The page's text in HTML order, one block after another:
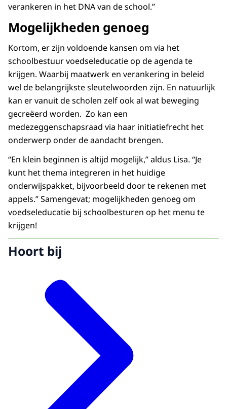
verankeren in het DNA van de school.”
Mogelijkheden genoeg
Kortom, er zijn voldoende kansen om via het
schoolbestuur voedseleducatie op de agenda te
krijgen. Waarbij maatwerk en verankering in beleid
wel de belangrijkste sleutelwoorden zijn. En natuurlijk
kan er vanuit de scholen zelf ook al wat beweging
gecreëerd worden. Zo kan een
medezeggenschapsraad via haar initiatiefrecht het
onderwerp onder de aandacht brengen.
“En klein beginnen is altijd mogelijk,” aldus Lisa. “Je
kunt het thema integreren in het huidige
onderwijspakket, bijvoorbeeld door te rekenen met
appels.” Samengevat; mogelijkheden genoeg om
voedseleducatie bij schoolbesturen op het menu te
krijgen!
Hoort bij